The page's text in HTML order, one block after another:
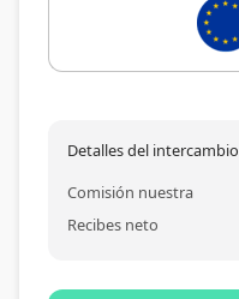
Detalles del intercambio
Comisión nuestra
Recibes neto